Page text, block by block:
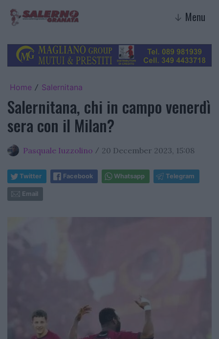
↓ Menu
Home / Salernitana
Salernitana, chi in campo venerdì
sera con il Milan?
Pasquale Iuzzolino / 20 December 2023, 15:08
Twitter Facebook Whatsapp Telegram
Email